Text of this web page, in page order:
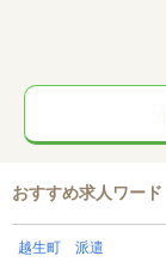
おすすめ求人ワード
越生町 派遣